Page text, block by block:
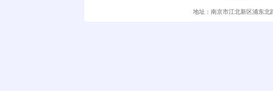
地址：南京市江北新区浦东